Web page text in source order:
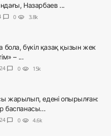
Назарбаев ...
chat_bubble 0 visibility 3.8k
бола, бүкіл қазақ қызын жек
– ...
chat_bubble 0 visibility 15k
жарылып, едені опырылған:
баспанасы...
chat_bubble 0 visibility 4.6k